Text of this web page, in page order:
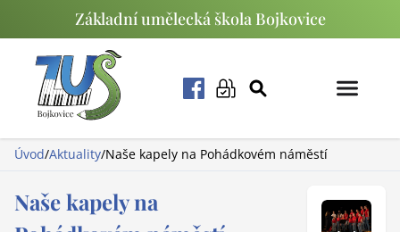
Základní umělecká škola Bojkovice
Úvod/Aktuality/Naše kapely na Pohádkovém náměstí
Naše kapely na